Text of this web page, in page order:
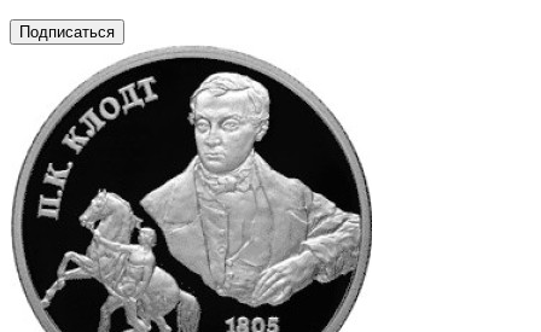
Подписаться